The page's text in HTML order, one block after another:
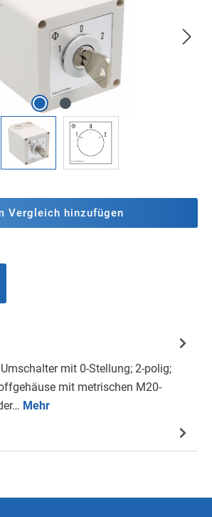
Vergleich hinzufügen
mit 0-Stellung; 2-polig;
mit metrischen M20-
Mehr